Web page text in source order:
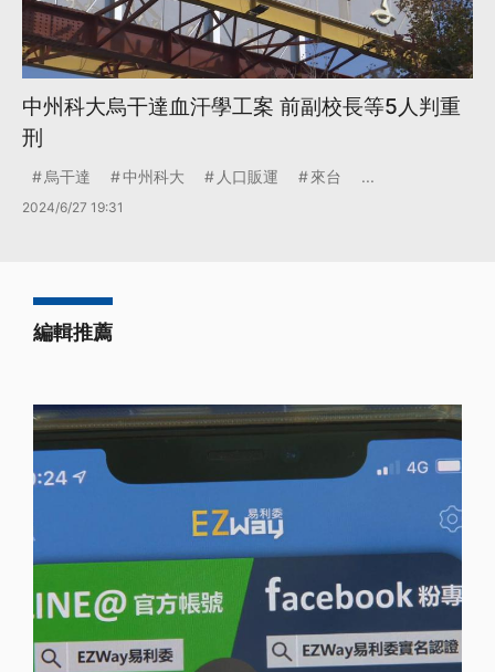
中州科大烏干達血汗學工案 前副校長等5人判重
刑
烏干達 中州科大 人口販運 來台 ...
2024/6/27 19:31
編輯推薦